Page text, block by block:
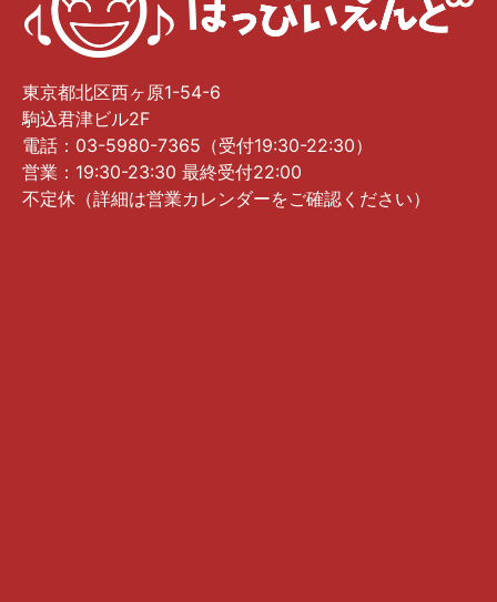
東京都北区西ヶ原1-54-6
駒込君津ビル2F
電話：03-5980-7365（受付19:30-22:30）
営業：19:30-23:30 最終受付22:00
不定休（詳細は営業カレンダーをご確認ください）